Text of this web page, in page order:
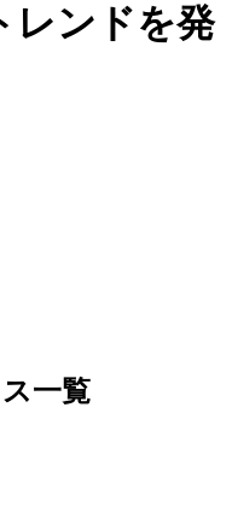
レンドを発
一覧